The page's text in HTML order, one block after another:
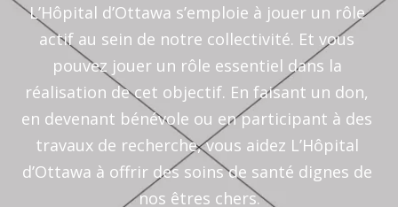
L’Hôpital d’Ottawa s’emploie à jouer un rôle
actif au sein de notre collectivité. Et vous
pouvez jouer un rôle essentiel dans la
réalisation de cet objectif. En faisant un don,
en devenant bénévole ou en participant à des
travaux de recherche, vous aidez L’Hôpital
d’Ottawa à offrir des soins de santé dignes de
nos êtres chers.